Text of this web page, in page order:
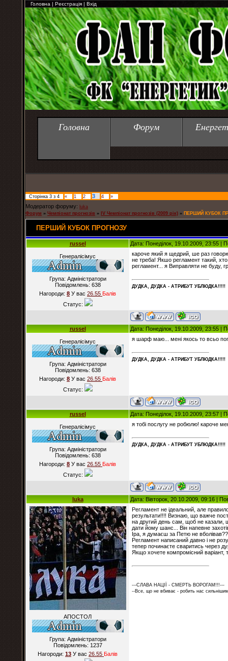
Головна | Реєстрація | Вхід
Головна Форум
Сторінка 3 з 4 « 1 2 3 4 »
Модератор форуму: luka
Форум » Чемпіонат прогнозів » IV Чемпіонат прогнозів (2009 рік) » ПЕРШИЙ КУБОК
ПЕРШИЙ КУБОК ПРОГНОЗУ
russel Дата: Понеділок, 19.10.2009, 23:55 |
Генералісімус
Група: Адміністратори
Повідомлень: 638
Нагороди: 8 У вас 26.55 Балiв
Статус:
кароче який я щедрий, ше раз
не треба! Якшо регламент такий,
регламент... я Виправляти не буду,
ДУДКА, ДУДКА - АТРИБУT УБЛЮДКА!!!!!
russel Дата: Понеділок, 19.10.2009, 23:55 |
Генералісімус
Група: Адміністратори
Повідомлень: 638
Нагороди: 8 У вас 26.55 Балiв
Статус:
я шарф маю... мені якось то всьо
ДУДКА, ДУДКА - АТРИБУT УБЛЮДКА!!!!!
russel Дата: Понеділок, 19.10.2009, 23:57 |
Генералісімус
Група: Адміністратори
Повідомлень: 638
Нагороди: 8 У вас 26.55 Балiв
Статус:
я тобі послугу не робюлю! кароче
ДУДКА, ДУДКА - АТРИБУT УБЛЮДКА!!!!!
luka Дата: Вівторок, 20.10.2009, 09:16 |
АПОСТОЛ
Група: Адміністратори
Повідомлень: 1237
Нагороди: 13 У вас 26.55 Балiв
Регламент не ідеальний, але
результати!!!! Визнаю, що важче
на другий день сам, щоб не казали,
дати йому шанс... Він напевне
Іра, я думаєш за Петю не
Регламент написаний давно і не
тепер починаєте сваритись через
Якщо хочете компромісний варіант,
---СЛАВА НАЦІЇ - СМЕРТЬ ВОРОГАМ!!!---
--Все, що не вбиває - робить нас